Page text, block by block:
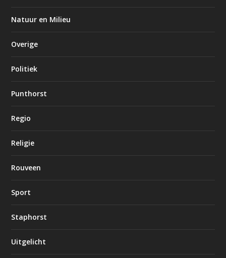
Natuur en Milieu
Overige
Politiek
Punthorst
Regio
Religie
Rouveen
Sport
Staphorst
Uitgelicht